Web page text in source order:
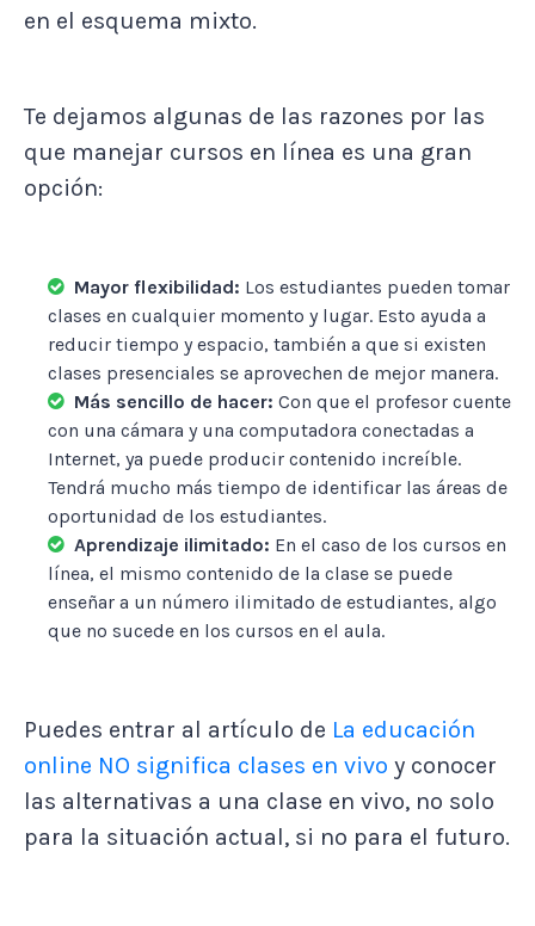
en el esquema mixto.
Te dejamos algunas de las razones por las
que manejar cursos en línea es una gran
opción:
Mayor flexibilidad: Los estudiantes pueden tomar
clases en cualquier momento y lugar. Esto ayuda a
reducir tiempo y espacio, también a que si existen
clases presenciales se aprovechen de mejor manera.
Más sencillo de hacer: Con que el profesor cuente
con una cámara y una computadora conectadas a
Internet, ya puede producir contenido increíble.
Tendrá mucho más tiempo de identificar las áreas de
oportunidad de los estudiantes.
Aprendizaje ilimitado: En el caso de los cursos en
línea, el mismo contenido de la clase se puede
enseñar a un número ilimitado de estudiantes, algo
que no sucede en los cursos en el aula.
Puedes entrar al artículo de La educación
online NO significa clases en vivo y conocer
las alternativas a una clase en vivo, no solo
para la situación actual, si no para el futuro.